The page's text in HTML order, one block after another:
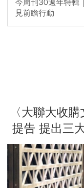
今周刊30週年特輯
見前瞻行動
〈大聯大收
提告 提出三